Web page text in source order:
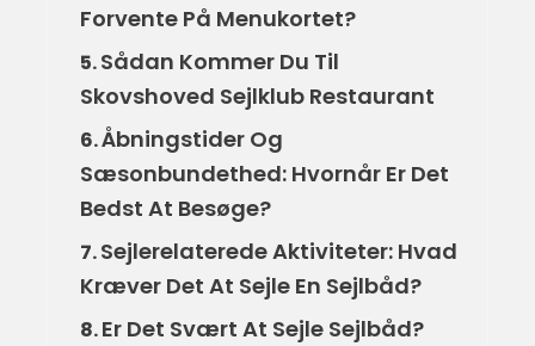
Forvente På Menukortet?
5.Sådan Kommer Du Til
Skovshoved Sejlklub Restaurant
6.Åbningstider Og
Sæsonbundethed: Hvornår Er Det
Bedst At Besøge?
7.Sejlerelaterede Aktiviteter: Hvad
Kræver Det At Sejle En Sejlbåd?
8.Er Det Svært At Sejle Sejlbåd?